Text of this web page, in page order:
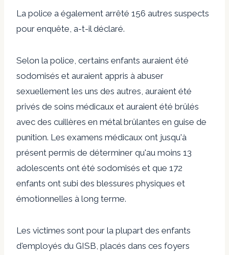
La police a également arrêté 156 autres suspects
pour enquête, a-t-il déclaré.
Selon la police, certains enfants auraient été
sodomisés et auraient appris à abuser
sexuellement les uns des autres, auraient été
privés de soins médicaux et auraient été brûlés
avec des cuillères en métal brûlantes en guise de
punition. Les examens médicaux ont jusqu'à
présent permis de déterminer qu'au moins 13
adolescents ont été sodomisés et que 172
enfants ont subi des blessures physiques et
émotionnelles à long terme.
Les victimes sont pour la plupart des enfants
d'employés du GISB, placés dans ces foyers